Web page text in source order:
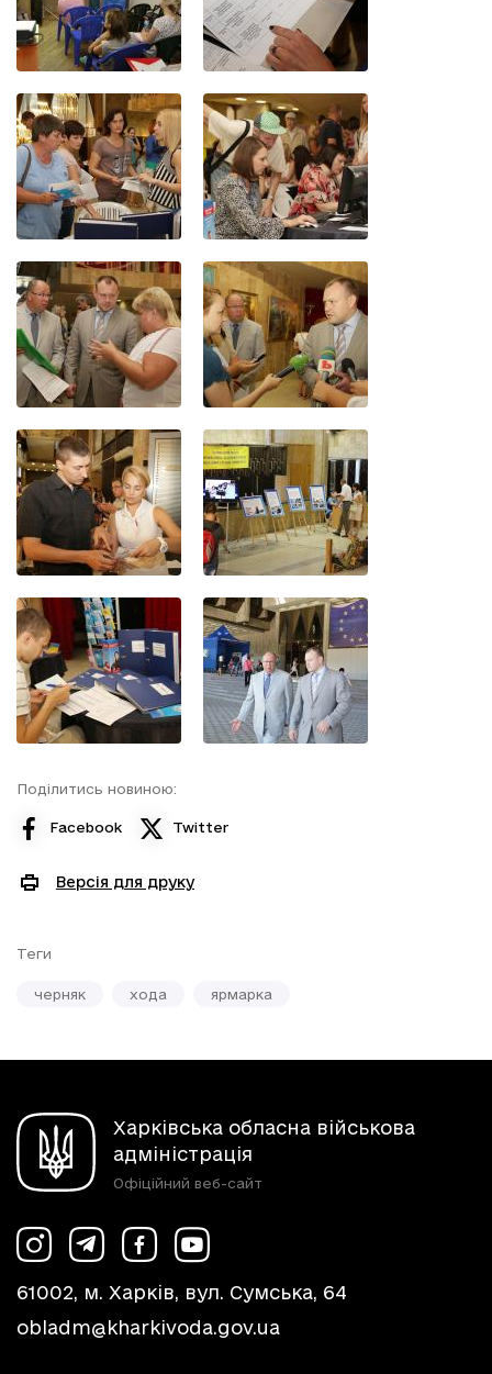
Поділитись новиною:
Facebook Twitter
Версія для друку
Теги
черняк хода ярмарка
Харківська обласна військова
адміністрація
Офіційний веб-сайт
61002, м. Харків, вул. Сумська, 64
obladm@kharkivoda.gov.ua